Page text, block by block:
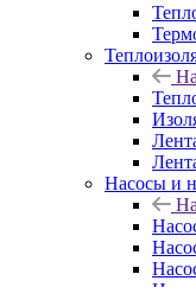
Насосы и